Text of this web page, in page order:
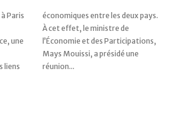
Paris
une
liens
pays.
réunion...